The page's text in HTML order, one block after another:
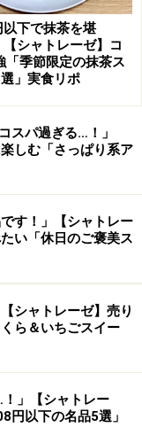
口どけとホイップ
スイーツならでは
に“ひんやりつる
。
ふんわりロー
」194円（税込）
と抹茶のふんわり
ケーキもシャトレ
レーバーは今しか
い抹茶ホイップ
あんを巻いた一品
以下で抹茶を堪
シャトレーゼ】コ
「季節限定の抹茶ス
」実食リポ
スパ過ぎる…！」
しむ「さっぱり系ア
す！」【シャトレー
い「休日のご褒美ス
シャトレーゼ】売り
ら＆いちごスイー
」【シャトレー
円以下の名品5選」